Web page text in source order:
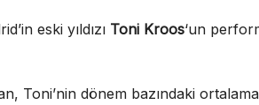
eski yıldızı Toni Kroos‘un
Toni’nin dönem bazındaki